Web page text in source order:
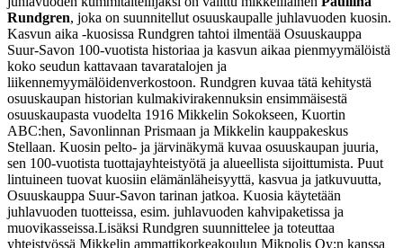
Rundgren, joka on suunnitellut osuuskaupalle juhlavuoden kuosin.
Kasvun aika -kuosissa Rundgren tahtoi ilmentää Osuuskauppa
Suur-Savon 100-vuotista historiaa ja kasvun aikaa pienmyymälöistä
koko seudun kattavaan tavaratalojen ja
liikennemyymälöidenverkostoon. Rundgren kuvaa tätä kehitystä
osuuskaupan historian kulmakivirakennuksin ensimmäisestä
osuuskaupasta vuodelta 1916 Mikkelin Sokokseen, Kuortin
ABC:hen, Savonlinnan Prismaan ja Mikkelin kauppakeskus
Stellaan. Kuosin pelto- ja järvinäkymä kuvaa osuuskaupan juuria,
sen 100-vuotista tuottajayhteistyötä ja alueellista sijoittumista. Puut
lintuineen tuovat kuosiin elämänläheisyyttä, kasvua ja jatkuvuutta,
Osuuskauppa Suur-Savon tarinan jatkoa. Kuosia käytetään
juhlavuoden tuotteissa, esim. juhlavuoden kahvipaketissa ja
muovikasseissa.Lisäksi Rundgren suunnittelee ja toteuttaa
yhteistyössä Mikkelin ammattikorkeakoulun Mikpolis Oy:n kanssa